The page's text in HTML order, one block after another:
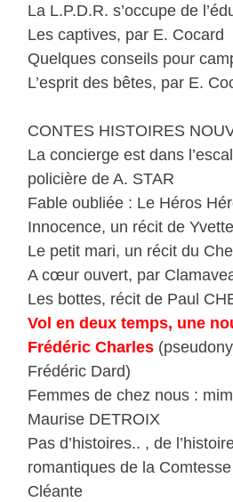
La L.P.D.R. s’occupe de
Les captives, par E. Cocard
Quelques conseils pour
L’esprit des bêtes, par E.
CONTES HISTOIRES
La concierge est dans
policière de A. STAR
Fable oubliée : Le Héros
Innocence, un récit de
Le petit mari, un récit du
A cœur ouvert, par
Les bottes, récit de Paul
Vol en deux temps, une
Frédéric Charles
Frédéric Dard)
Femmes de chez nous :
Maurise DETROIX
Pas d’histoires.. , de
romantiques de la
Cléante